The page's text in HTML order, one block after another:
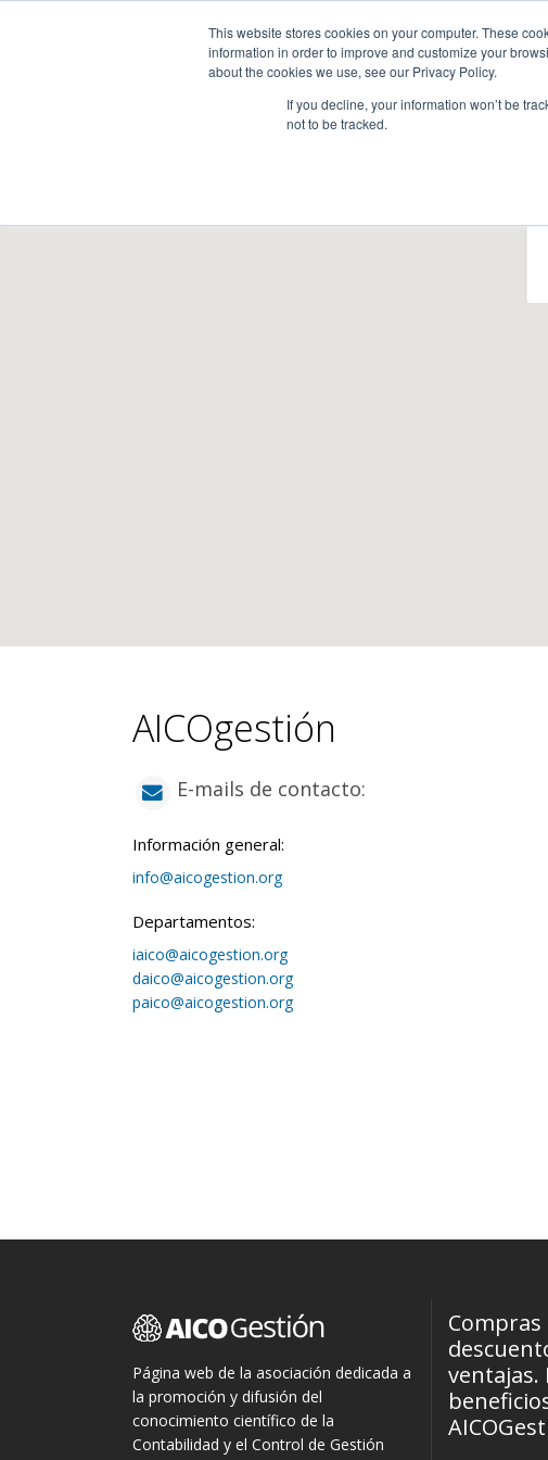
This website stores cookies on your computer. These
information in order to improve and customize your
about the cookies we use, see our Privacy Policy.
If you decline, your information won’t be
not to be tracked.
Guía de uso
INICIO ÁREAS
AICOgestión
E-mails de contacto:
Información general:
info@aicogestion.org
Departamentos:
iaico@aicogestion.org
daico@aicogestion.org
paico@aicogestion.org
Página web de la asociación dedicada a
la promoción y difusión del
conocimiento científico de la
Contabilidad y el Control de Gestión
Compras
ventajas.